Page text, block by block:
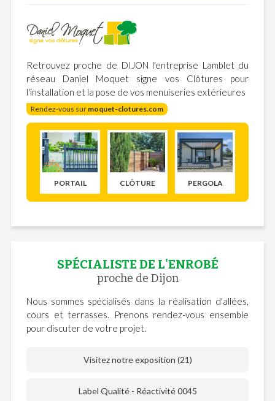
Retrouvez proche de DIJON l'entreprise Lamblet du
réseau Daniel Moquet signe vos Clôtures pour
l'installation et la pose de vos menuiseries extérieures
Rendez-vous sur moquet-clotures.com
PORTAIL CLÔTURE PERGOLA
SPÉCIALISTE DE L'ENROBÉ
proche de Dijon
Nous sommes spécialisés dans la réalisation d'allées,
cours et terrasses. Prenons rendez-vous ensemble
pour discuter de votre projet.
Visitez notre exposition (21)
Label Qualité - Réactivité 0045